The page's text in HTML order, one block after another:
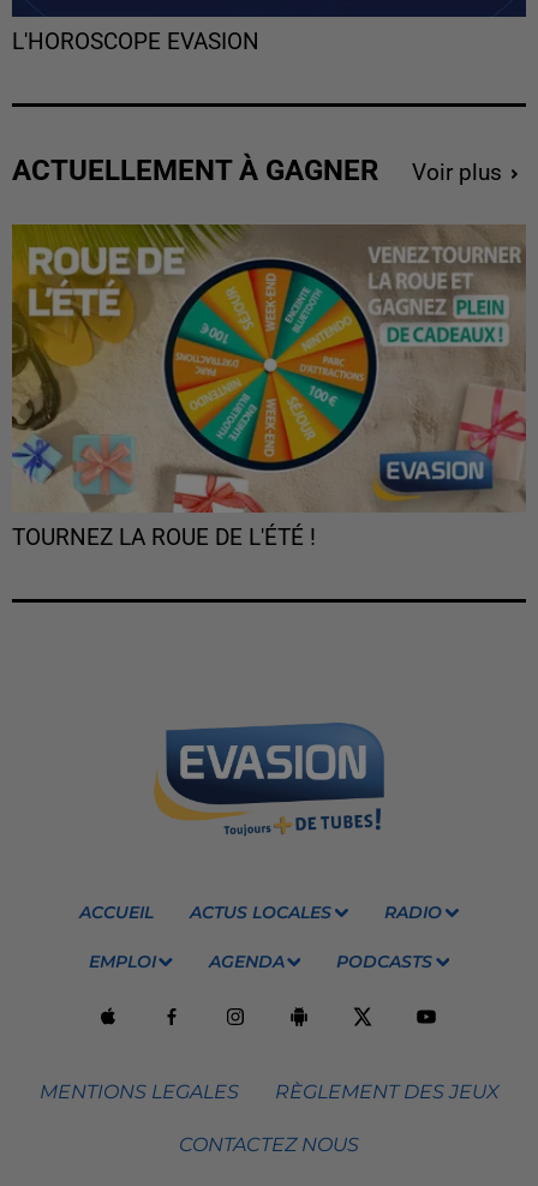
L'HOROSCOPE EVASION
ACTUELLEMENT À GAGNER Voir plus
TOURNEZ LA ROUE DE L'ÉTÉ !
ACCUEIL ACTUS LOCALES RADIO
EMPLOI AGENDA PODCASTS
MENTIONS LEGALES RÈGLEMENT DES JEUX
CONTACTEZ NOUS